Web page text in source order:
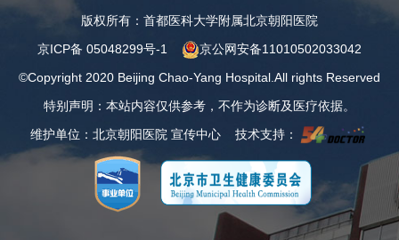
版权所有：首都医科大学附属北京朝阳医院
京ICP备 05048299号-1
京公网安备11010502033042
©Copyright 2020 Beijing Chao-Yang Hospital.All rights Reserved
特别声明：本站内容仅供参考，不作为诊断及医疗依据。
维护单位：北京朝阳医院 宣传中心 技术支持：